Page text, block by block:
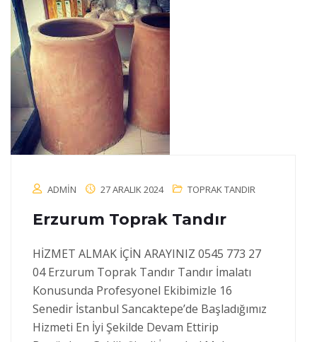
ADMIN 27 ARALIK 2024 TOPRAK TANDIR
Erzurum Toprak Tandır
HİZMET ALMAK İÇİN ARAYINIZ 0545 773 27
04 Erzurum Toprak Tandır Tandır İmalatı
Konusunda Profesyonel Ekibimizle 16
Senedir İstanbul Sancaktepe’de Başladığımız
Hizmeti En İyi Şekilde Devam Ettirip